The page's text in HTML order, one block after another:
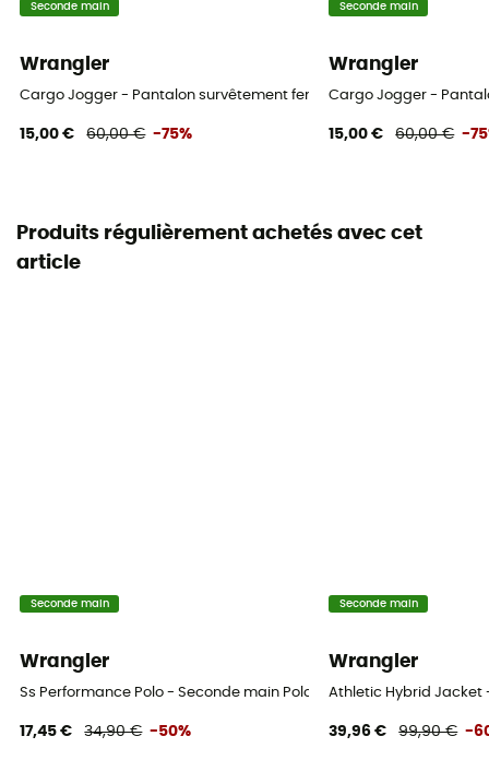
Seconde main
Wrangler
Cargo Jogger - Pantalon survêtement femme
15,00 € 60,00 € -75%
Seconde main
Wrangler
Cargo Jogger -
15,00 € 60,00 € -
Produits régulièrement achetés avec cet
article
Seconde main
Wrangler
Ss Performance Polo - Seconde main Polo homme - Vert - L
17,45 € 34,90 € -50%
Seconde main
Wrangler
Athletic Hybrid Jacket
39,96 € 99,90 € -